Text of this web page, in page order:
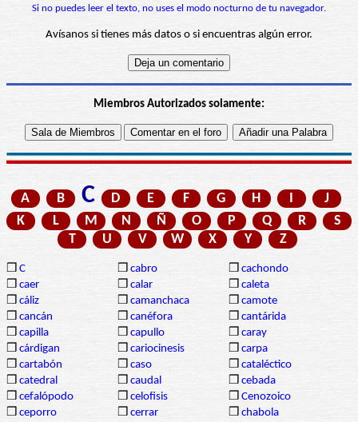
Si no puedes leer el texto, no uses el modo nocturno de tu navegador.
Avísanos si tienes más datos o si encuentras algún error.
Miembros Autorizados solamente:
A B C D E F G H I
J
K
L M N Ñ O P Q R
S
T
U V W X Y Z
❒ C ❒ cabro ❒ cachondo
❒ caer ❒ calar ❒ caleta
❒ cáliz ❒ camanchaca ❒ camote
❒ cancán ❒ canéfora ❒ cantárida
❒ capilla ❒ capullo ❒ caray
❒ cárdigan ❒ cariocinesis ❒ carpa
❒ cartabón ❒ caso ❒ cataléctico
❒ catedral ❒ caudal ❒ cebada
❒ cefalópodo ❒ celofisis ❒ Cenozoico
❒ ceporro ❒ cerrar ❒ chabola